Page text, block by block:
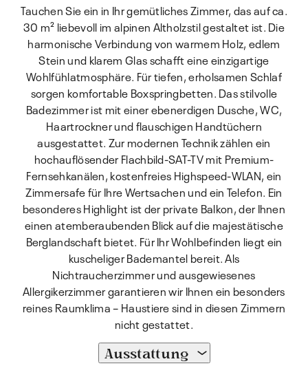
Tauchen Sie ein in Ihr gemütliches Zimmer, das auf ca.
30 m² liebevoll im alpinen Altholzstil gestaltet ist. Die
harmonische Verbindung von warmem Holz, edlem
Stein und klarem Glas schafft eine einzigartige
Wohlfühlatmosphäre. Für tiefen, erholsamen Schlaf
sorgen komfortable Boxspringbetten. Das stilvolle
Badezimmer ist mit einer ebenerdigen Dusche, WC,
Haartrockner und flauschigen Handtüchern
ausgestattet. Zur modernen Technik zählen ein
hochauflösender Flachbild-SAT-TV mit Premium-
Fernsehkanälen, kostenfreies Highspeed-WLAN, ein
Zimmersafe für Ihre Wertsachen und ein Telefon. Ein
besonderes Highlight ist der private Balkon, der Ihnen
einen atemberaubenden Blick auf die majestätische
Berglandschaft bietet. Für Ihr Wohlbefinden liegt ein
kuscheliger Bademantel bereit. Als
Nichtraucherzimmer und ausgewiesenes
Allergikerzimmer garantieren wir Ihnen ein besonders
reines Raumklima – Haustiere sind in diesen Zimmern
nicht gestattet.
Ausstattung